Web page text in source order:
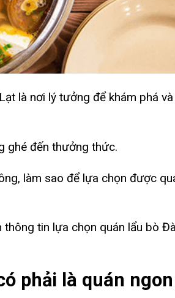
là nơi lý tưởng để khám phá
ghé đến thưởng thức.
làm sao để lựa chọn được
thông tin lựa chọn quán lẩu bò
phải là quán ngon